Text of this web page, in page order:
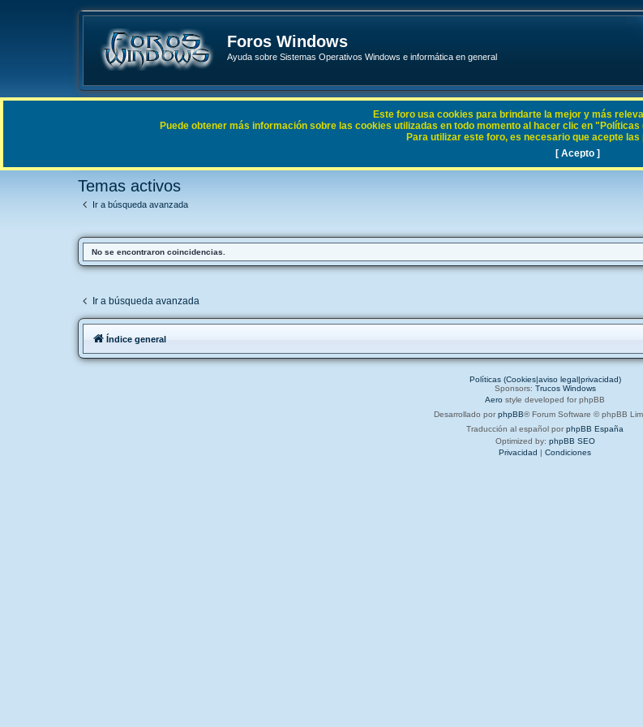
Foros Windows
Ayuda sobre Sistemas Operativos Windows e informática en general
Enlaces rápidos FAQ
Temas activos
Ir a búsqueda avanzada
No se encontraron coincidencias.
Ir a búsqueda avanzada
Este foro usa cookies para brindarte la mejor y más
Puede obtener más información sobre las cookies utilizadas en todo momento al hacer clic en
Para utilizar este foro, es necesario que acepte las
[ Acepto ]
Índice general
Políticas (Cookies|aviso legal|privacidad)
Sponsors: Trucos Windows
Aero style developed for phpBB
Desarrollado por phpBB® Forum Software © phpBB
Traducción al español por phpBB España
Optimized by: phpBB SEO
Privacidad | Condiciones